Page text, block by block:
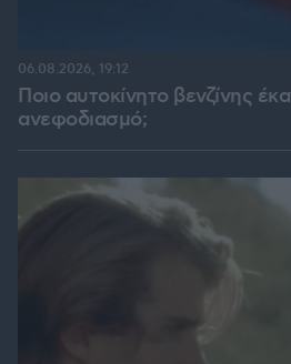
Ποιο αυτοκίνητο βενζίνης
ανεφοδιασμό;
06.08.2026, 19:12